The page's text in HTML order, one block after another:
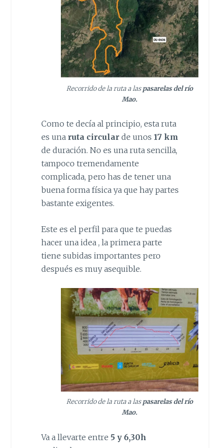
Recorrido de la ruta a laspasarelas del río
Mao.
Como te decía al principio, esta ruta
es una ruta circularde unos 17 km
de duración. No es una ruta sencilla,
tampoco tremendamente
complicada, pero has de tener una
buena forma física ya que hay partes
bastante exigentes.
Este es el perfil para que te puedas
hacer una idea , la primera parte
tiene subidas importantes pero
después es muy asequible.
Recorrido de la ruta a laspasarelas del río
Mao.
Va a llevarte entre 5 y 6,30h